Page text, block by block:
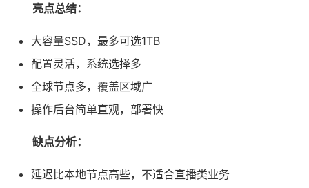
亮点总结：
大容量SSD，最多可选1TB
配置灵活，系统选择多
全球节点多，覆盖区域广
操作后台简单直观，部署快
缺点分析：
延迟比本地节点高些，不适合直播类业务